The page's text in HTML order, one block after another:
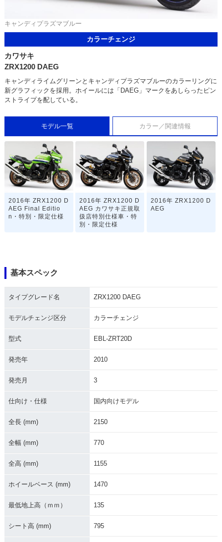
キャンディプラズマブルー
カラーチェンジ
カワサキ
ZRX1200 DAEG
キャンディライムグリーンとキャンディプラズマブルーのカラーリングに
新グラフィックを採用。ホイールには「DAEG」マークをあしらったピン
ストライプを配している。
モデル一覧 カラー／関連情報
2016年 ZRX1200 D
AEG Final Editio
n・特別・限定仕様
2016年 ZRX1200 D
AEG カワサキ正規取
扱店特別仕様車・特
別・限定仕様
2016年 ZRX1200 D
AEG
2015年 ZRX1200 D
扱店特別仕様車・特
2015年 ZRX1200 D
2014年 ZRX1200 D
AEG・カラーチェン
2013年 ZRX1200 D
AEG Z生誕40周年記
別・限定仕様
AEG カワサキ正規取
別・限定仕様
AEG・カラーチェン
基本スペック
タイプグレード名 ZRX1200 DAEG
モデルチェンジ区分 カラーチェンジ
型式 EBL-ZRT20D
発売年 2010
発売月 3
仕向け・仕様 国内向けモデル
全長 (mm) 2150
全幅 (mm) 770
全高 (mm) 1155
ホイールベース (mm) 1470
最低地上高（ｍｍ） 135
シート高 (mm) 795